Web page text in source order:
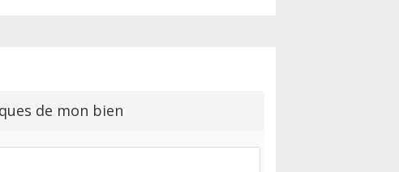
de mon bien